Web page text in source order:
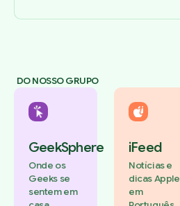
DO NOSSO GRUPO
GeekSphere
Onde os
Geeks se
sentem em
iFeed
Notícias e
dicas Apple
em